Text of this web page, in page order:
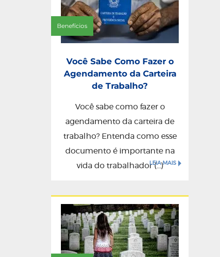
Benefícios
Você Sabe Como Fazer o
Agendamento da Carteira
de Trabalho?
Você sabe como fazer o
agendamento da carteira de
trabalho? Entenda como esse
documento é importante na
vida do trabalhador (...)LEIA MAIS